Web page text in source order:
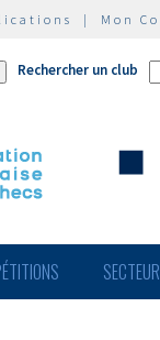
| Mon
Rechercher un club